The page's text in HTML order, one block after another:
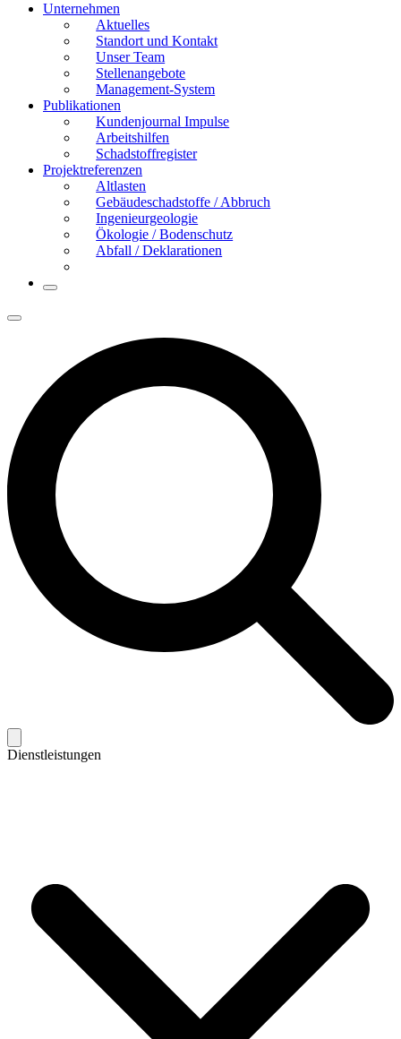
Unternehmen
Aktuelles
Standort und Kontakt
Unser Team
Stellenangebote
Management-System
Publikationen
Kundenjournal Impulse
Arbeitshilfen
Schadstoffregister
Projektreferenzen
Altlasten
Gebäude­schadstoffe / Abbruch
Ingenieur­geologie
Ökologie / Bodenschutz
Abfall / Deklarationen
Dienstleistungen